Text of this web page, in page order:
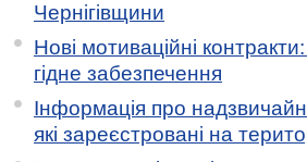
Чернігівщини
Нові мотиваційні
гідне забезпечення
Інформація про
які зареєстровані на